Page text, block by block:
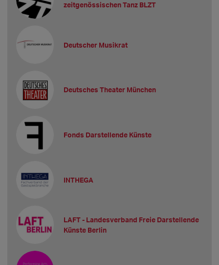
zeitgenössischen Tanz BLZT
Deutscher Musikrat
Deutsches Theater München
Fonds Darstellende Künste
INTHEGA
LAFT - Landesverband Freie Darstellende
Künste Berlin